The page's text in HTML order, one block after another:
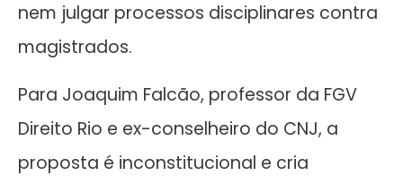
nem julgar processos disciplinares contra
magistrados.
Para Joaquim Falcão, professor da FGV
Direito Rio e ex-conselheiro do CNJ, a
proposta é inconstitucional e cria